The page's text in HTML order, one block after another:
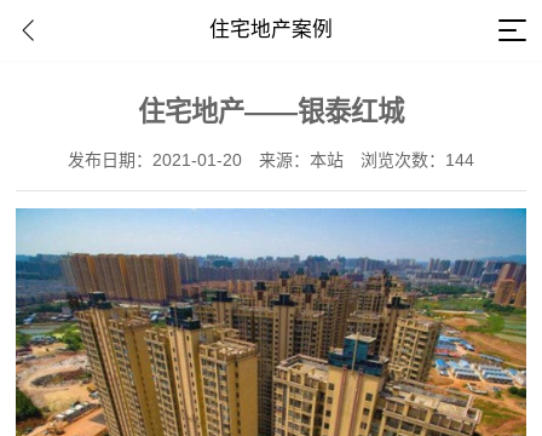
住宅地产案例
住宅地产——银泰红城
发布日期：2021-01-20 来源：本站 浏览次数：144